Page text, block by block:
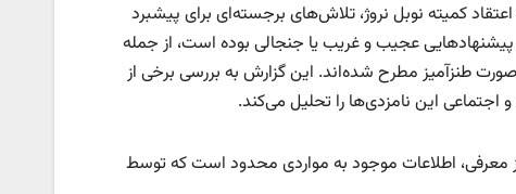
می‌گیرد که به اعتقاد کمیته نوبل نروژ، تلاش‌های برجسته‌ای برای پیشبرد
پیشنهادهایی عجیب و غریب یا جنجالی بوده است، از جمله
طنزآمیز مطرح شده‌اند. این گزارش به بررسی برخی از
اجتماعی این نامزدی‌ها را تحلیل می‌کند.
اسامی نامزدهای جایزه صلح نوبل تا ۵۰ سال پس از معرفی، اطلاعات موجود به مواردی محدود است که توسط